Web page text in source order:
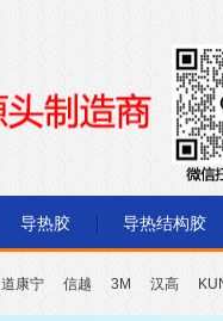
导热胶 导热结构胶
道康宁 信越 3M 汉高